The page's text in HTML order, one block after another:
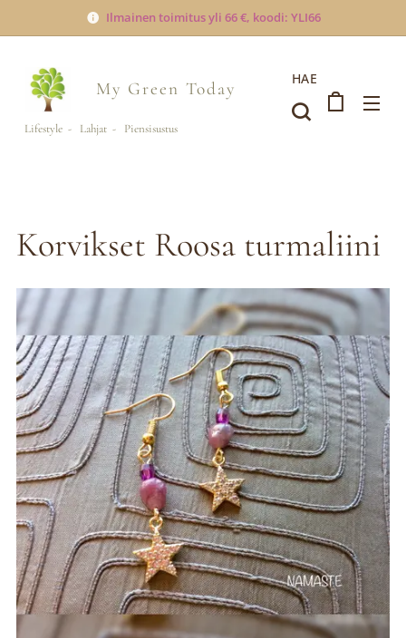
Ilmainen toimitus yli 66 €, koodi: YLI66
My Green Today
Lifestyle - Lahjat - Piensisustus
HAE
Korvikset Roosa turmaliini